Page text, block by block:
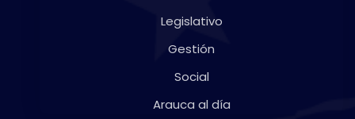
Legislativo
Gestión
Social
Arauca al día